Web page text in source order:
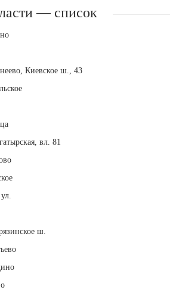
— список
Киевское ш., 43
вл. 81
ш.